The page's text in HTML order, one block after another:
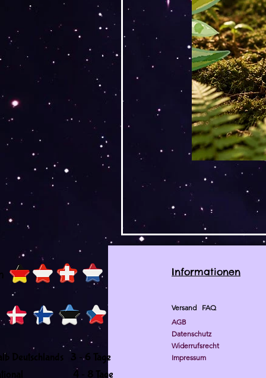
Deutschlands 3 -6 Tage
4 - 8 Tage
Informationen
Versand FAQ
AGB
Datenschutz
Widerrufsrecht
Impressum